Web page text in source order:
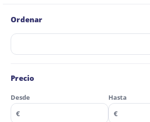
Ordenar
Ordenar:
Precio
Desde
€
Hasta
€